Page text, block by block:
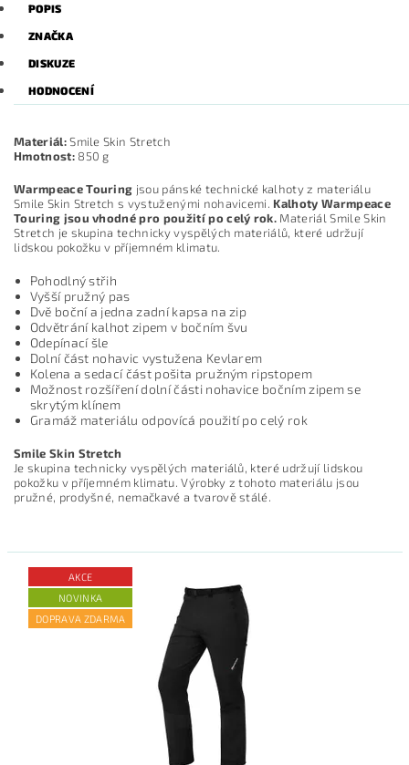
POPIS
ZNAČKA
DISKUZE
HODNOCENÍ
Materiál:Smile Skin Stretch
Hmotnost:850 g
Warmpeace Touring jsou pánské technické kalhoty z materiálu
Smile Skin Stretch s vystuženými nohavicemi. Kalhoty Warmpeace
Touring jsou vhodné pro použití po celý rok. Materiál Smile Skin
Stretch je skupina technicky vyspělých materiálů, které udržují
lidskou pokožku v příjemném klimatu.
Pohodlný střih
Vyšší pružný pas
Dvě boční a jedna zadní kapsa na zip
Odvětrání kalhot zipem v bočním švu
Odepínací šle
Dolní část nohavic vystužena Kevlarem
Kolena a sedací část pošita pružným ripstopem
Možnost rozšíření dolní části nohavice bočním zipem se
skrytým klínem
Gramáž materiálu odpovícá použití po celý rok
Smile Skin Stretch
Je skupina technicky vyspělých materiálů, které udržují lidskou
pokožku v příjemném klimatu. Výrobky z tohoto materiálu jsou
pružné, prodyšné, nemačkavé a tvarově stálé.
AKCE
NOVINKA
DOPRAVA ZDARMA